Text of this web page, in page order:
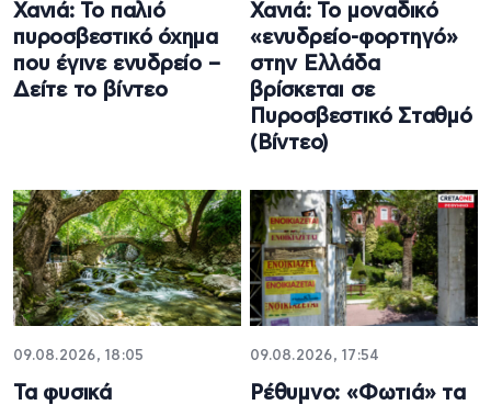
Χανιά: Το παλιό
πυροσβεστικό όχημα
που έγινε ενυδρείο –
Δείτε το βίντεο
Χανιά: Το μοναδικό
«ενυδρείο-φορτηγό»
στην Ελλάδα
βρίσκεται σε
Πυροσβεστικό Σταθμό
(Βίντεο)
09.08.2026, 18:05
Τα φυσικά
09.08.2026, 17:54
Ρέθυμνο: «Φωτιά» τα